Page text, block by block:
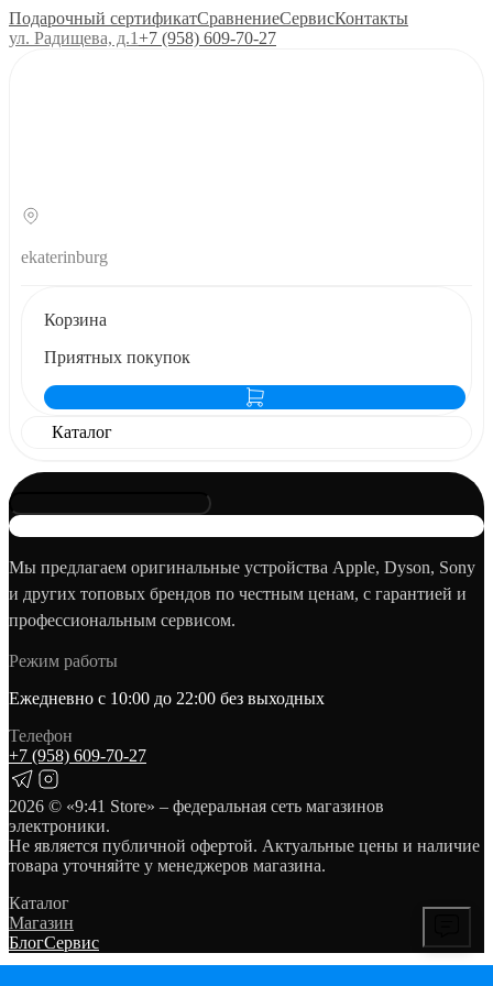
Подарочный сертификатСравнениеСервисКонтакты
ул. Радищева, д.1+7 (958) 609‑70‑27
ekaterinburg
Корзина
Приятных покупок
Каталог
Мы предлагаем оригинальные устройства Apple, Dyson, Sony
и других топовых брендов по честным ценам, с гарантией и
профессиональным сервисом.
Режим работы
Ежедневно с 10:00 до 22:00 без выходных
Телефон
+7 (958) 609‑70‑27
2026 © «9:41 Store» – федеральная сеть магазинов
электроники.
Не является публичной офертой. Актуальные цены и наличие
товара уточняйте у менеджеров магазина.
Каталог
Магазин
БлогСервис